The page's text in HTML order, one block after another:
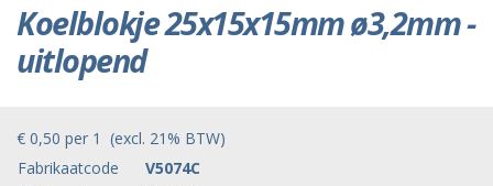
Koelblokje 25x15x15mm ø3,2mm -
uitlopend
€ 0,50 per 1 (excl. 21% BTW)
Fabrikaatcode
V5074C